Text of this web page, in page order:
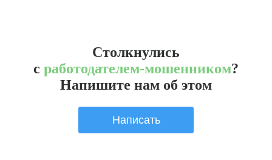
Столкнулись
с работодателем-мошенником?
Напишите нам об этом
Написать